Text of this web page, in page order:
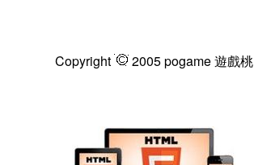
Copyright 2005 pogame 遊戲桃